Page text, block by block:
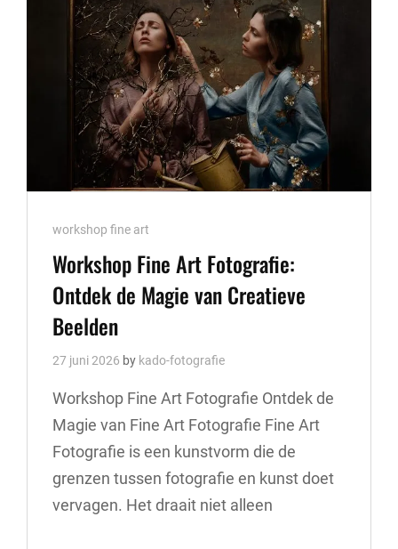
Cat
Links
workshop fine art
Workshop Fine Art Fotografie:
Ontdek de Magie van Creatieve
Beelden
27 juni 2026 by kado-fotografie
Workshop Fine Art Fotografie Ontdek de
Magie van Fine Art Fotografie Fine Art
Fotografie is een kunstvorm die de
grenzen tussen fotografie en kunst doet
vervagen. Het draait niet alleen